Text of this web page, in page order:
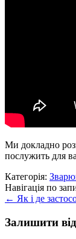
Ми докладно
послужить для
Категорія:
Навігація по
← Як і де
Залишити